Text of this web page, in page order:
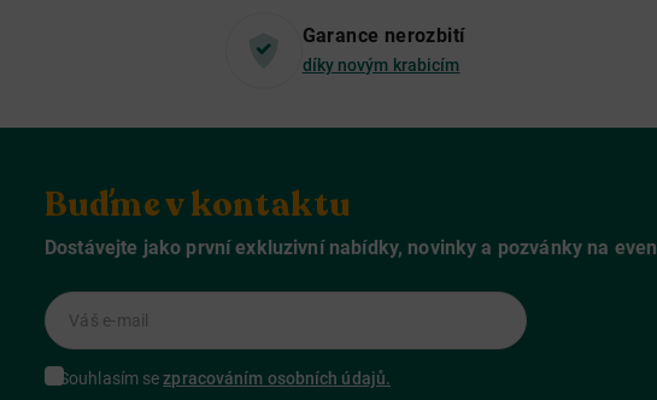
Garance nerozbití
díky novým krabicím
Buďme v kontaktu
Dostávejte jako první exkluzivní nabídky, novinky a pozvánky na
Váš e-mail
Souhlasím sezpracováním osobních údajů.